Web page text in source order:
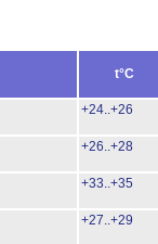
t°C
+24..+26
+26..+28
+33..+35
+27..+29